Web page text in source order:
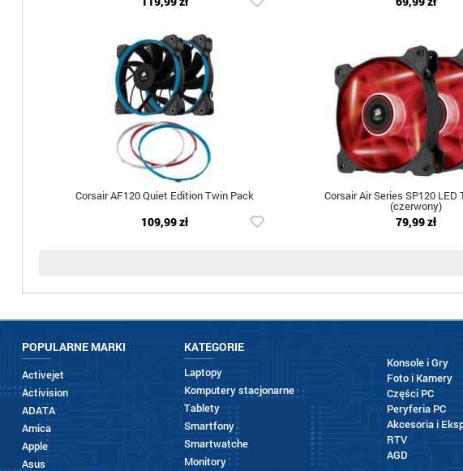
Corsair AF120 Quiet Edition Twin Pack
109,99 zł
Corsair Air Series SP120 LED
(czerwony)
79,99 zł
POPULARNE MARKI
Activejet
Activision
ADATA
Amica
Apple
Asus
KATEGORIE
Laptopy
Komputery stacjonarne
Tablety
Smartfony
Smartwatche
Monitory
Konsole i Gry
Foto i Kamery
Części PC
Peryferia PC
Akcesoria i
RTV
AGD